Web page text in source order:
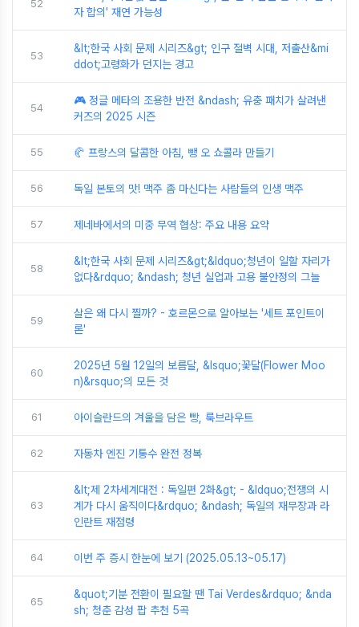
52
자 합의' 재연 가능성
53
&lt;한국 사회 문제 시리즈&gt; 인구 절벽 시대, 저출산&mi
ddot;고령화가 던지는 경고
54
🎮 정글 메타의 조용한 반전 &ndash; 유충 패치가 살려낸
커즈의 2025 시즌
55 🥐 프랑스의 달콤한 아침, 뺑 오 쇼콜라 만들기
56 독일 본토의 맛! 맥주 좀 마신다는 사람들의 인생 맥주
57 제네바에서의 미중 무역 협상: 주요 내용 요약
58
&lt;한국 사회 문제 시리즈&gt;&ldquo;청년이 일할 자리가
없다&rdquo; &ndash; 청년 실업과 고용 불안정의 그늘
59
살은 왜 다시 찔까? - 호르몬으로 알아보는 '세트 포인트이
론'
60
2025년 5월 12일의 보름달, &lsquo;꽃달(Flower Moo
n)&rsquo;의 모든 것
61 아이슬란드의 겨울을 담은 빵, 룩브라우트
62 자동차 엔진 기통수 완전 정복
63
&lt;제 2차세계대전 : 독일편 2화&gt; - &ldquo;전쟁의 시
계가 다시 움직이다&rdquo; &ndash; 독일의 재무장과 라
인란트 재점령
64 이번 주 증시 한눈에 보기 (2025.05.13~05.17)
65
&quot;기분 전환이 필요할 땐 Tai Verdes&rdquo; &nda
sh; 청춘 감성 팝 추천 5곡